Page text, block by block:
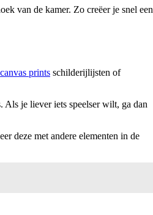
van de kamer. Zo creëer je snel een
canvas prints schilderijlijsten of
je liever iets speelser wilt, ga dan
deze met andere elementen in de